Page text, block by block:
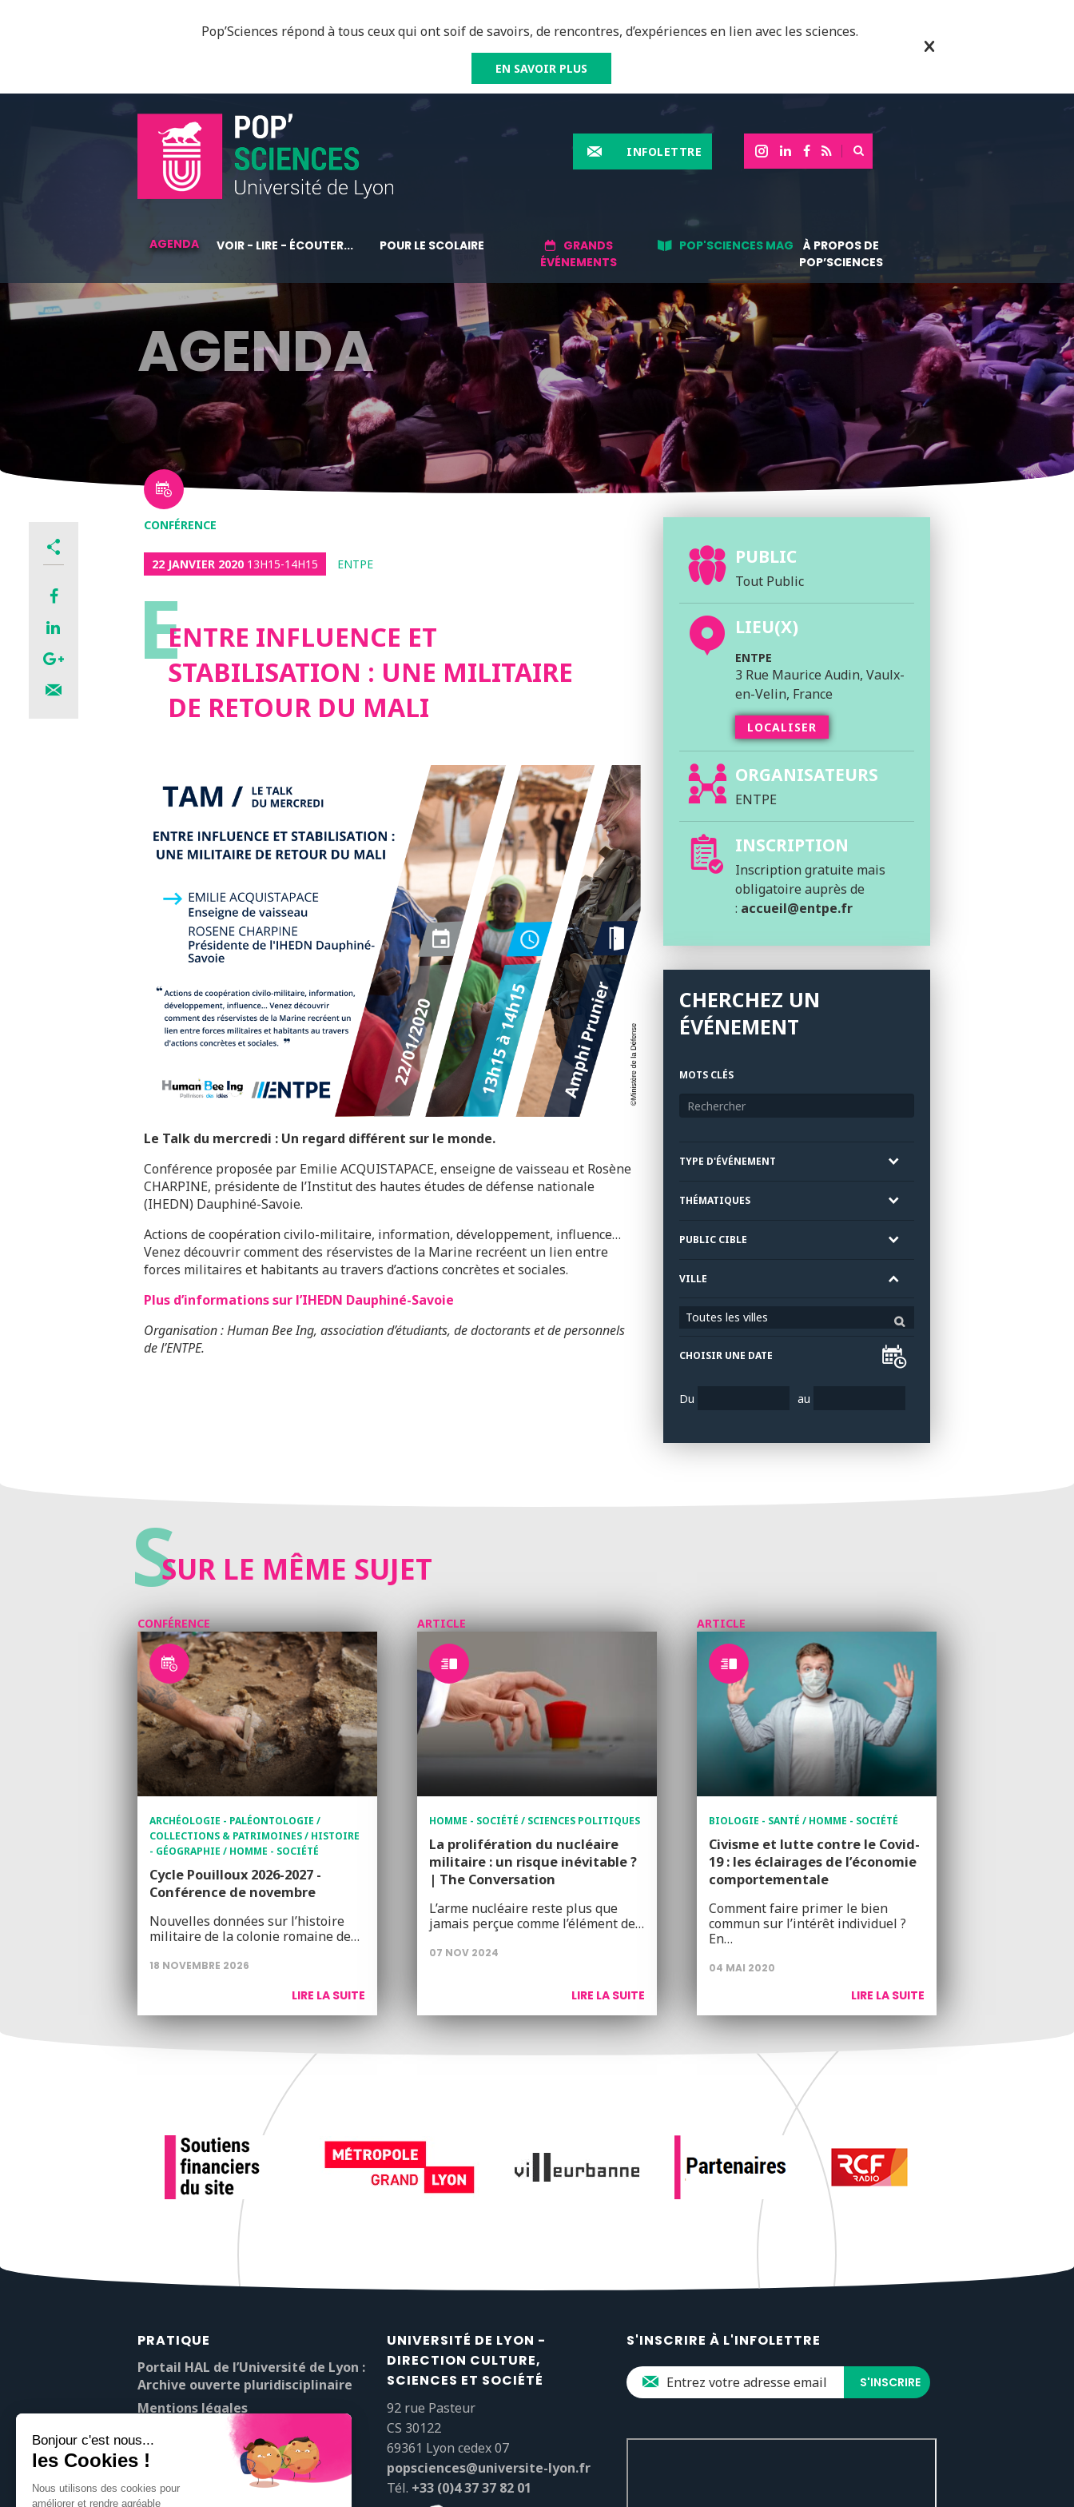
Pop’Sciences répond à tous ceux qui ont soif de savoirs, de rencontres, d’expériences en lien avec les sciences.
EN SAVOIR PLUS
INFOLETTRE
AGENDA VOIR - LIRE - ÉCOUTER... POUR LE SCOLAIRE
GRANDS
ÉVÉNEMENTS
POP'SCIENCES MAG
À PROPOS DE
POP’SCIENCES
AGENDA
CONFÉRENCE
22 JANVIER 2020 13H15-14H15 ENTPE
EENTRE INFLUENCE ET
STABILISATION : UNE MILITAIRE
DE RETOUR DU MALI
Le Talk du mercredi : Un regard différent sur le monde.
Conférence proposée par Emilie ACQUISTAPACE, enseigne de vaisseau et Rosène
CHARPINE, présidente de l’Institut des hautes études de défense nationale
(IHEDN) Dauphiné-Savoie.
Actions de coopération civilo-militaire, information, développement, influence…
Venez découvrir comment des réservistes de la Marine recréent un lien entre
forces militaires et habitants au travers d’actions concrètes et sociales.
Plus d’informations sur l’IHEDN Dauphiné-Savoie
Organisation : Human Bee Ing, association d’étudiants, de doctorants et de personnels
de l’ENTPE.
PUBLIC
Tout Public
LIEU(X)
ENTPE
3 Rue Maurice Audin, Vaulx-
en-Velin, France
LOCALISER
ORGANISATEURS
ENTPE
INSCRIPTION
Inscription gratuite mais
obligatoire auprès de
: accueil@entpe.fr
CHERCHEZ UN
ÉVÉNEMENT
MOTS CLÉS
TYPE D'ÉVÉNEMENT
THÉMATIQUES
PUBLIC CIBLE
VILLE
Toutes les villes
CHOISIR UNE DATE
Du au
SSUR LE MÊME SUJET
CONFÉRENCE
ARCHÉOLOGIE - PALÉONTOLOGIE /
COLLECTIONS & PATRIMOINES / HISTOIRE
- GÉOGRAPHIE / HOMME - SOCIÉTÉ
Cycle Pouilloux 2026-2027 -
Conférence de novembre
Nouvelles données sur l’histoire
militaire de la colonie romaine de…
18 NOVEMBRE 2026
LIRE LA SUITE
ARTICLE
HOMME - SOCIÉTÉ / SCIENCES POLITIQUES
La prolifération du nucléaire
militaire : un risque inévitable ?
| The Conversation
L’arme nucléaire reste plus que
jamais perçue comme l’élément de…
07 NOV 2024
LIRE LA SUITE
ARTICLE
BIOLOGIE - SANTÉ / HOMME - SOCIÉTÉ
Civisme et lutte contre le Covid-
19 : les éclairages de l’économie
comportementale
Comment faire primer le bien
commun sur l’intérêt individuel ?
En…
04 MAI 2020
LIRE LA SUITE
PRATIQUE
Portail HAL de l’Université de Lyon :
Archive ouverte pluridisciplinaire
Mentions légales
À propos de Pop’Sciences
Contact
UNIVERSITÉ DE LYON -
DIRECTION CULTURE,
SCIENCES ET SOCIÉTÉ
92 rue Pasteur
CS 30122
69361 Lyon cedex 07
popsciences@universite-lyon.fr
Tél. +33 (0)4 37 37 82 01
S'INSCRIRE À L'INFOLETTRE